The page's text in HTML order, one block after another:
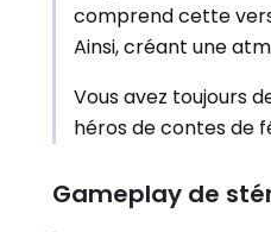
comprend cette
Ainsi, créant une
Vous avez toujours
héros de contes de
Gameplay de